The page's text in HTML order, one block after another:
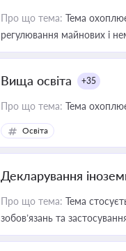
Про що тема: Тема
регулювання майнових і
Вища освіта +35
Про що тема: Тема охоплює
Освіта
Декларування
Про що тема: Тема
зобов’язань та